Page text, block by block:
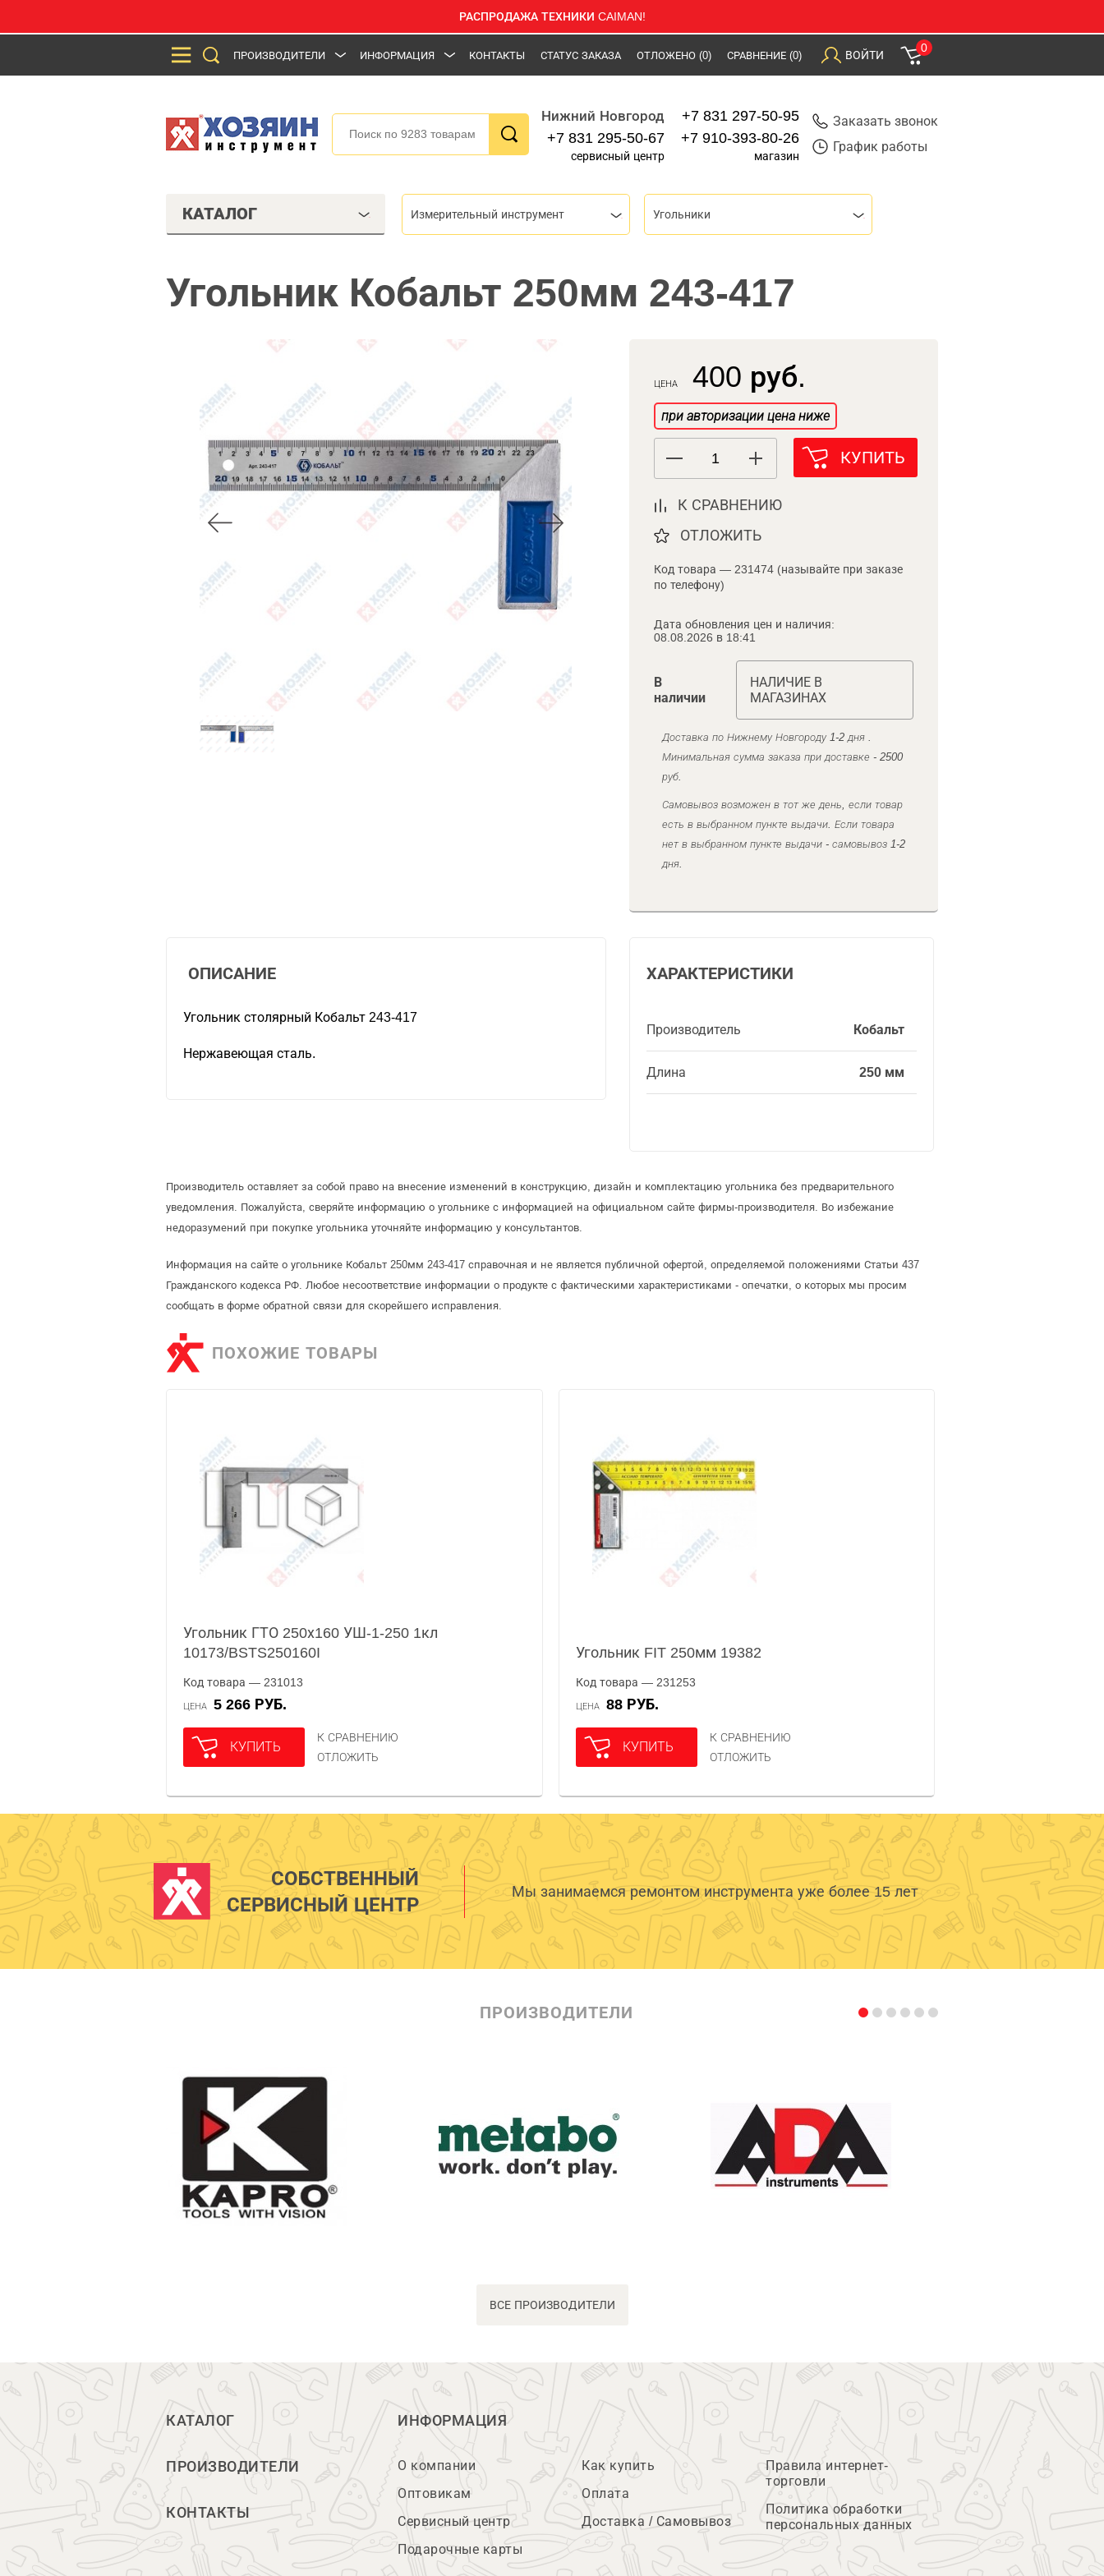
РАСПРОДАЖА ТЕХНИКИ CAIMAN!
ПРОИЗВОДИТЕЛИ ИНФОРМАЦИЯ КОНТАКТЫ СТАТУС ЗАКАЗА ОТЛОЖЕНО (0) СРАВНЕНИЕ (0) ВОЙТИ
0
Нижний Новгород
+7 831 295-50-67
сервисный центр
+7 831 297-50-95
+7 910-393-80-26
магазин
Заказать звонок
График работы
КАТАЛОГ Измерительный инструмент Угольники
Угольник Кобальт 250мм 243-417
ЦЕНА 400 руб.
при авторизации цена ниже
КУПИТЬ
К СРАВНЕНИЮ
ОТЛОЖИТЬ
Код товара — 231474 (называйте при заказе
по телефону)
Дата обновления цен и наличия:
08.08.2026 в 18:41
В
наличии
НАЛИЧИЕ В
МАГАЗИНАХ
Доставка по Нижнему Новгороду 1-2 дня .
Минимальная сумма заказа при доставке - 2500
руб.
Самовывоз возможен в тот же день, если товар
есть в выбранном пункте выдачи. Если товара
нет в выбранном пункте выдачи - самовывоз 1-2
дня.
ХАРАКТЕРИСТИКИ
Производитель Кобальт
Длина 250 мм
ОПИСАНИЕ
Угольник столярный Кобальт 243-417
Нержавеющая сталь.
Производитель оставляет за собой право на внесение изменений в конструкцию, дизайн и комплектацию угольника без предварительного
уведомления. Пожалуйста, сверяйте информацию о угольнике с информацией на официальном сайте фирмы-производителя. Во избежание
недоразумений при покупке угольника уточняйте информацию у консультантов.
Информация на сайте о угольнике Кобальт 250мм 243-417 справочная и не является публичной офертой, определяемой положениями Статьи 437
Гражданского кодекса РФ. Любое несоответствие информации о продукте с фактическими характеристиками - опечатки, о которых мы просим
сообщать в форме обратной связи для скорейшего исправления.
ПОХОЖИЕ ТОВАРЫ
Угольник ГТО 250х160 УШ-1-250 1кл
10173/BSTS250160I
Код товара — 231013
ЦЕНА 5 266 РУБ.
КУПИТЬ
К СРАВНЕНИЮ
ОТЛОЖИТЬ
Угольник FIT 250мм 19382
Код товара — 231253
ЦЕНА 88 РУБ.
КУПИТЬ
К СРАВНЕНИЮ
ОТЛОЖИТЬ
СОБСТВЕННЫЙ
СЕРВИСНЫЙ ЦЕНТР
Мы занимаемся ремонтом инструмента уже более 15 лет
ПРОИЗВОДИТЕЛИ
ВСЕ ПРОИЗВОДИТЕЛИ
КАТАЛОГ
ПРОИЗВОДИТЕЛИ
КОНТАКТЫ
ИНФОРМАЦИЯ
О компании
Оптовикам
Сервисный центр
Подарочные карты
Как купить
Оплата
Доставка / Самовывоз
Правила интернет-
торговли
Политика обработки
персональных данных